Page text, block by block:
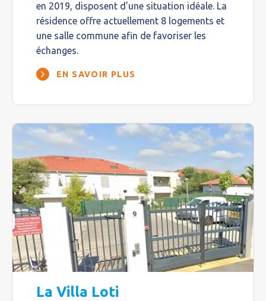
en 2019, disposent d’une situation idéale. La
résidence offre actuellement 8 logements et
une salle commune afin de favoriser les
échanges.
EN SAVOIR PLUS
La Villa Loti